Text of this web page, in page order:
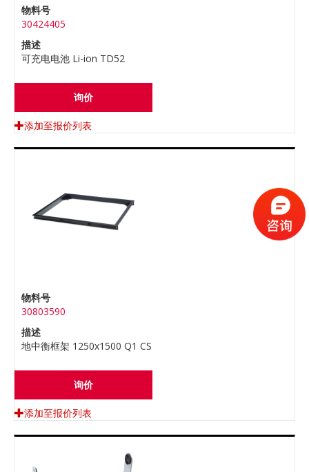
物料号
30424405
描述
可充电电池 Li-ion TD52
询价
添加至报价列表
物料号
30803590
描述
地中衡框架 1250x1500 Q1 CS
询价
添加至报价列表